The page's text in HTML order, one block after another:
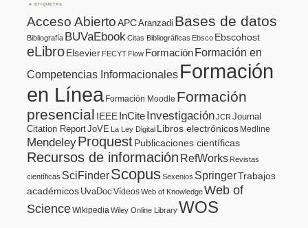
ETIQUETAS
Acceso AbiertoAPCAranzadi Bases de datos
Bibliografía BUVaEbook Citas Bibliográficas Ebsco Ebscohost
eLibroElsevier FECYT Flow FormaciónFormación en
Competencias Informacionales Formación
en Línea Formación Moodle Formación
presencial IEEE InCiteInvestigaciónJCR Journal
Citation ReportJoVE La Ley Digital Libros electrónicos Medline
MendeleyProquestPublicaciones científicas
Recursos de información RefWorks Revistas
científicas SciFinderScopusSexenios SpringerTrabajos
académicos UvaDoc VídeosWeb of KnowledgeWeb of
ScienceWikipediaWiley Online LibraryWOS